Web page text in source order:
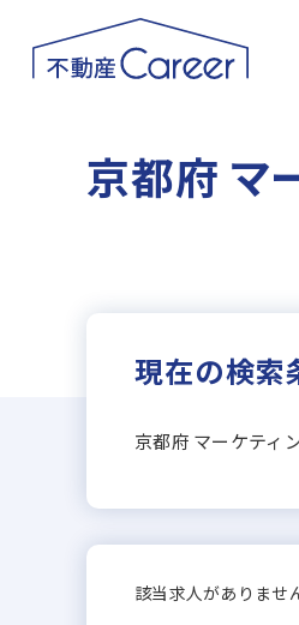
京都府 マ
現在の検索
京都府 マーケティ
該当求人がありませ